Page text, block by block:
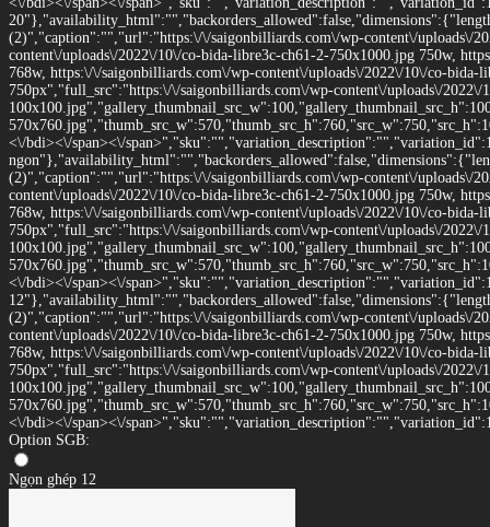
(2)","caption":"","url":"https:\/\/saigonbilliards.com\/wp-content\/uploads\/
content\/uploads\/2022\/10\/co-bida-libre3c-ch61-2-750x1000.jpg 750w,
768w, https:\/\/saigonbilliards.com\/wp-content\/uploads\/2022\/10\/co-
750px","full_src":"https:\/\/saigonbilliards.com\/wp-content\/uploads\/
<\/bdi><\/span><\/
(2)","caption":"","url":"https:\/\/saigonbilliards.com\/wp-content\/uploads\/
content\/uploads\/2022\/10\/co-bida-libre3c-ch61-2-750x1000.jpg 750w,
768w, https:\/\/saigonbilliards.com\/wp-content\/uploads\/2022\/10\/co-
750px","full_src":"https:\/\/saigonbilliards.com\/wp-content\/uploads\/
<\/bdi><\/span><\/
(2)","caption":"","url":"https:\/\/saigonbilliards.com\/wp-content\/uploads\/
content\/uploads\/2022\/10\/co-bida-libre3c-ch61-2-750x1000.jpg 750w,
768w, https:\/\/saigonbilliards.com\/wp-content\/uploads\/2022\/10\/co-
750px","full_src":"https:\/\/saigonbilliards.com\/wp-content\/uploads\/
<\/bdi><\/span><\/
Option SGB:
Ngọn ghép 12